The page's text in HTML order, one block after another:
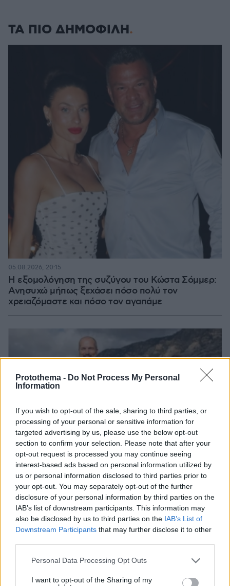
Protothema - Do Not Process My Personal
Information
If you wish to opt-out of the sale, sharing to third parties, or
processing of your personal or sensitive information for
targeted advertising by us, please use the below opt-out
section to confirm your selection. Please note that after your
opt-out request is processed you may continue seeing
interest-based ads based on personal information utilized by
us or personal information disclosed to third parties prior to
your opt-out. You may separately opt-out of the further
disclosure of your personal information by third parties on the
IAB’s list of downstream participants. This information may
also be disclosed by us to third parties on the IAB’s List of
Downstream Participants that may further disclose it to other
Please note that this website/app uses one or more Google
not limited to your visit or usage behaviour. You may click to
Personal Data Processing Opt Outs
I want to opt-out of the Sharing of my
ΤΑ ΠΙΟ ΔΗΜΟΦΙΛΗ
Η εξομολόγηση της συζύγου του Κώστα Σόμμερ:
Ανησυχώ μήπως ξεχάσει πόσο πολύ τον
χρειαζόμαστε και πόσο τον αγαπάμε
05.08.2026, 20:15
«Τα παιδιά έχουν μια μικρή ίωση»: Το τελευταίο
μήνυμα της μητέρας στον πρώην σύζυγό της πριν